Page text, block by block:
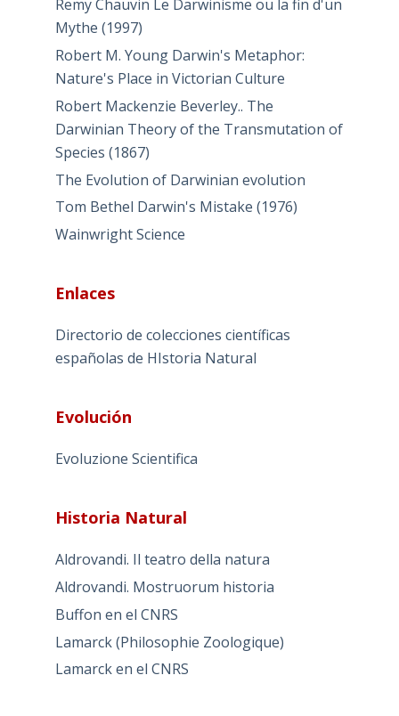
Remy Chauvin Le Darwinisme ou la fin d'un
Mythe (1997)
Robert M. Young Darwin's Metaphor:
Nature's Place in Victorian Culture
Robert Mackenzie Beverley.. The
Darwinian Theory of the Transmutation of
Species (1867)
The Evolution of Darwinian evolution
Tom Bethel Darwin's Mistake (1976)
Wainwright Science
Enlaces
Directorio de colecciones científicas
españolas de HIstoria Natural
Evolución
Evoluzione Scientifica
Historia Natural
Aldrovandi. Il teatro della natura
Aldrovandi. Mostruorum historia
Buffon en el CNRS
Lamarck (Philosophie Zoologique)
Lamarck en el CNRS